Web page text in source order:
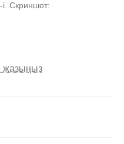
i. Скриншот:
жазыңыз